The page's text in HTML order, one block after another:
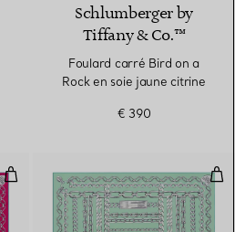
Schlumberger by
Tiffany & Co.™
Foulard carré Bird on a
Rock en soie jaune citrine
€ 390
Foulard carré Chaînes en soie